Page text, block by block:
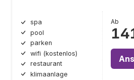
spa
pool
parken
wifi (kostenlos)
restaurant
klimaanlage
Ab